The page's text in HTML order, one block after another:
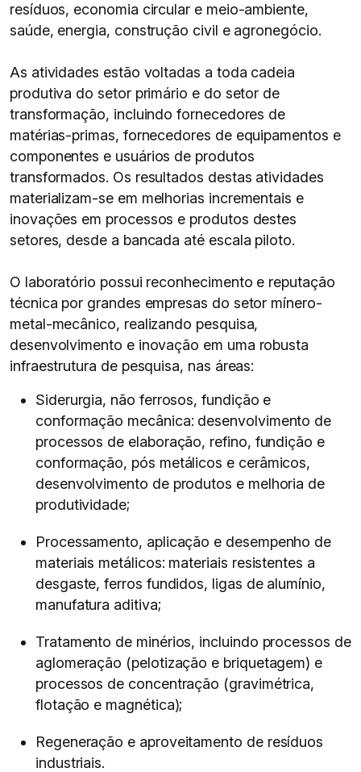
resíduos, economia circular e meio-ambiente,
saúde, energia, construção civil e agronegócio.
As atividades estão voltadas a toda cadeia
produtiva do setor primário e do setor de
transformação, incluindo fornecedores de
matérias-primas, fornecedores de equipamentos e
componentes e usuários de produtos
transformados. Os resultados destas atividades
materializam-se em melhorias incrementais e
inovações em processos e produtos destes
setores, desde a bancada até escala piloto.
O laboratório possui reconhecimento e reputação
técnica por grandes empresas do setor mínero-
metal-mecânico, realizando pesquisa,
desenvolvimento e inovação em uma robusta
infraestrutura de pesquisa, nas áreas:
Siderurgia, não ferrosos, fundição e
conformação mecânica: desenvolvimento de
processos de elaboração, refino, fundição e
conformação, pós metálicos e cerâmicos,
desenvolvimento de produtos e melhoria de
produtividade;
Processamento, aplicação e desempenho de
materiais metálicos: materiais resistentes a
desgaste, ferros fundidos, ligas de alumínio,
manufatura aditiva;
Tratamento de minérios, incluindo processos de
aglomeração (pelotização e briquetagem) e
processos de concentração (gravimétrica,
flotação e magnética);
Regeneração e aproveitamento de resíduos
industriais.